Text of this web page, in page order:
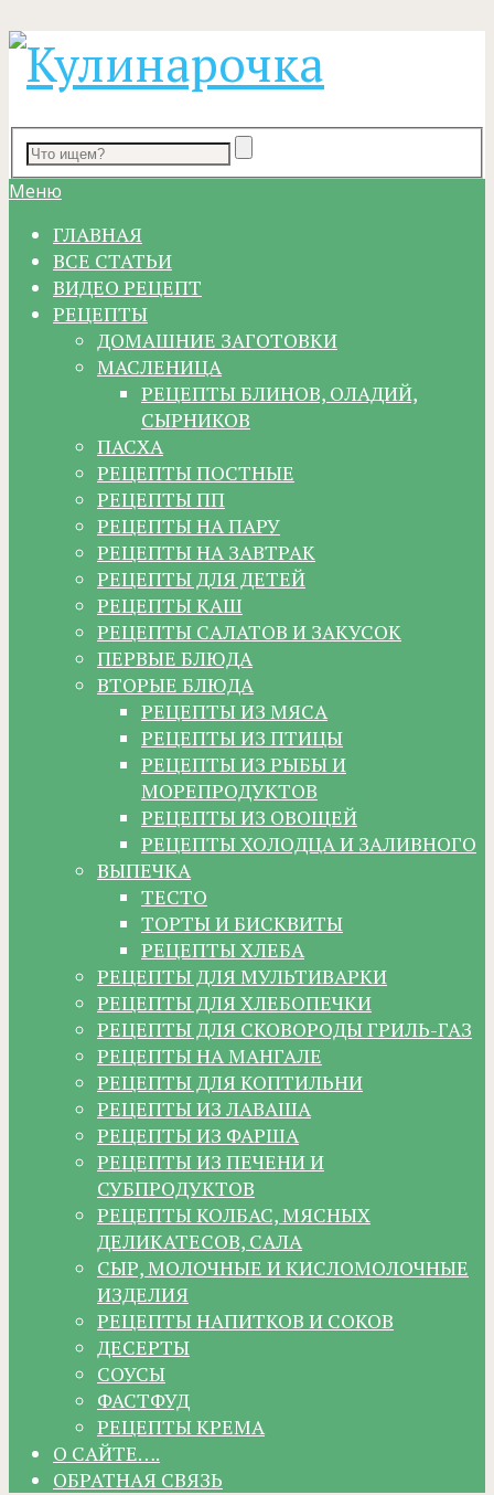
Меню
ГЛАВНАЯ
ВСЕ СТАТЬИ
ВИДЕО РЕЦЕПТ
РЕЦЕПТЫ
ДОМАШНИЕ ЗАГОТОВКИ
МАСЛЕНИЦА
РЕЦЕПТЫ БЛИНОВ, ОЛАДИЙ,
СЫРНИКОВ
ПАСХА
РЕЦЕПТЫ ПОСТНЫЕ
РЕЦЕПТЫ ПП
РЕЦЕПТЫ НА ПАРУ
РЕЦЕПТЫ НА ЗАВТРАК
РЕЦЕПТЫ ДЛЯ ДЕТЕЙ
РЕЦЕПТЫ КАШ
РЕЦЕПТЫ САЛАТОВ И ЗАКУСОК
ПЕРВЫЕ БЛЮДА
ВТОРЫЕ БЛЮДА
РЕЦЕПТЫ ИЗ МЯСА
РЕЦЕПТЫ ИЗ ПТИЦЫ
РЕЦЕПТЫ ИЗ РЫБЫ И
МОРЕПРОДУКТОВ
РЕЦЕПТЫ ИЗ ОВОЩЕЙ
РЕЦЕПТЫ ХОЛОДЦА И ЗАЛИВНОГО
ВЫПЕЧКА
ТЕСТО
ТОРТЫ И БИСКВИТЫ
РЕЦЕПТЫ ХЛЕБА
РЕЦЕПТЫ ДЛЯ МУЛЬТИВАРКИ
РЕЦЕПТЫ ДЛЯ ХЛЕБОПЕЧКИ
РЕЦЕПТЫ ДЛЯ СКОВОРОДЫ ГРИЛЬ-ГАЗ
РЕЦЕПТЫ НА МАНГАЛЕ
РЕЦЕПТЫ ДЛЯ КОПТИЛЬНИ
РЕЦЕПТЫ ИЗ ЛАВАША
РЕЦЕПТЫ ИЗ ФАРША
РЕЦЕПТЫ ИЗ ПЕЧЕНИ И
СУБПРОДУКТОВ
РЕЦЕПТЫ КОЛБАС, МЯСНЫХ
ДЕЛИКАТЕСОВ, САЛА
СЫР, МОЛОЧНЫЕ И КИСЛОМОЛОЧНЫЕ
ИЗДЕЛИЯ
РЕЦЕПТЫ НАПИТКОВ И СОКОВ
ДЕСЕРТЫ
СОУСЫ
ФАСТФУД
РЕЦЕПТЫ КРЕМА
О САЙТЕ….
ОБРАТНАЯ СВЯЗЬ